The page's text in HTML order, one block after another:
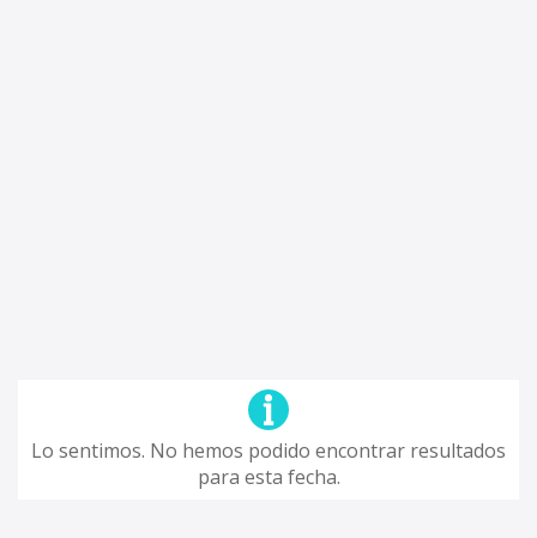
Lo sentimos. No hemos podido encontrar resultados
para esta fecha.